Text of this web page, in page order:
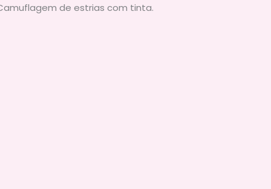
de estrias com tinta.